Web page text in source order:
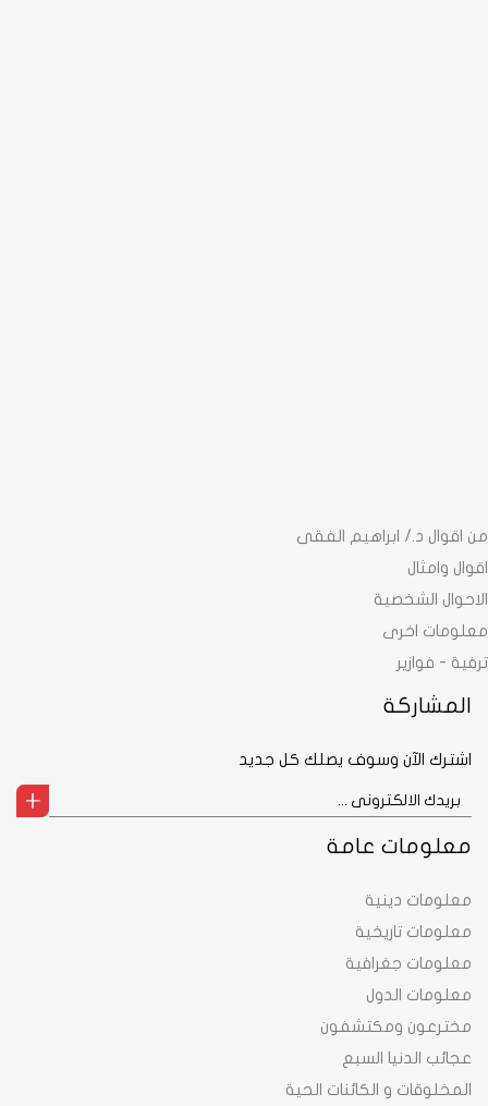
معلومات عامة
معلومات دينية
معلومات تاريخية
معلومات جغرافية
معلومات الدول
مخترعون ومكتشفون
عجائب الدنيا السبع
المخلوقات و الكائنات الحية
من اقوال د./ ابراهيم الفقى
اقوال وامثال
الاحوال الشخصية
معلومات اخرى
ترفية - فوازير
المشاركة
اشترك الآن وسوف يصلك كل جديد